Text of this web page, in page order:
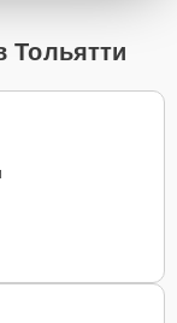
Тольятти